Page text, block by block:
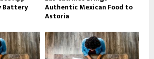
Battery Authentic Mexican Food to
Astoria